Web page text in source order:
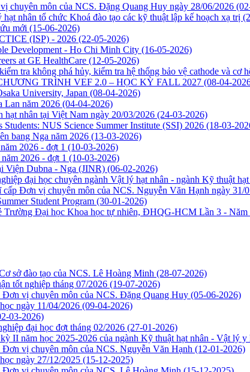
chuyên môn của NCS. Đặng Quang Huy ngày 28/06/2026
nhân tổ chức Khoá đào tạo các kỹ thuật lập kế hoạch xạ trị
mới (15-06-2026)
(ISP) - 2026 (22-05-2026)
Development - Ho Chi Minh City (16-05-2026)
at GE HealthCare (12-05-2026)
tra không phá hủy, kiểm tra hệ thống bảo vệ cathode và cơ
TRÌNH VEF 2.0 – HỌC KỲ FALL 2027 (08-04-
University, Japan (08-04-2026)
Lan năm 2026 (04-04-2026)
nhân tại Việt Nam ngày 20/03/2026 (24-03-2026)
NUS Science Summer Institute (SSI) 2026 (18-03-
bang Nga năm 2026 (13-03-2026)
2026 - đợt 1 (10-03-2026)
2026 - đợt 1 (10-03-2026)
Viện Dubna - Nga (JINR) (06-02-2026)
đại học chuyên ngành Vật lý hạt nhân - ngành Kỹ thuật
Đơn vị chuyên môn của NCS. Nguyễn Văn Hạnh ngày 31/
Student Program (30-01-2026)
Trường Đại học Khoa học tự nhiên, ĐHQG-HCM Lần 3 - Năm
sở đào tạo của NCS. Lê Hoàng Minh (28-07-2026)
tốt nghiệp tháng 07/2026 (19-07-2026)
vị chuyên môn của NCS. Đặng Quang Huy (05-06-2026)
ngày 11/04/2026 (09-04-2026)
03-2026)
đại học đợt tháng 02/2026 (27-01-2026)
II năm học 2025-2026 của ngành Kỹ thuật hạt nhân - Vật lý
vị chuyên môn của NCS. Nguyễn Văn Hạnh (12-01-2026)
ngày 27/12/2025 (15-12-2025)